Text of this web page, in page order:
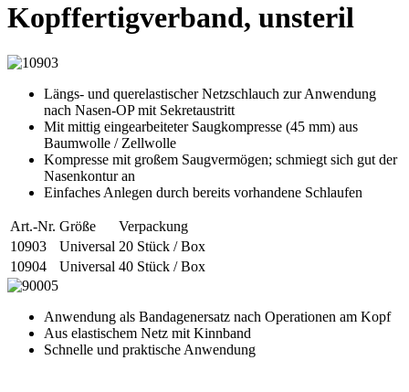
Kopffertigverband, unsteril
Längs- und querelastischer Netzschlauch zur Anwendung
nach Nasen-OP mit Sekretaustritt
Mit mittig eingearbeiteter Saugkompresse (45 mm) aus
Baumwolle / Zellwolle
Kompresse mit großem Saugvermögen; schmiegt sich gut der
Nasenkontur an
Einfaches Anlegen durch bereits vorhandene Schlaufen
Art.-Nr. Größe
Verpackung
10903
Universal 20 Stück / Box
10904
Universal 40 Stück / Box
Anwendung als Bandagenersatz nach Operationen am Kopf
Aus elastischem Netz mit Kinnband
Schnelle und praktische Anwendung